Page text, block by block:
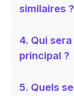
similaires ?
4. Qui
principal ?
5. Quels